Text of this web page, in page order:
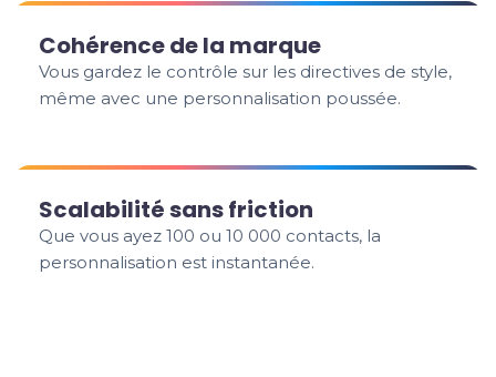
Cohérence de la marque
Vous gardez le contrôle sur les directives de style,
même avec une personnalisation poussée.
Scalabilité sans friction
Que vous ayez 100 ou 10 000 contacts, la
personnalisation est instantanée.